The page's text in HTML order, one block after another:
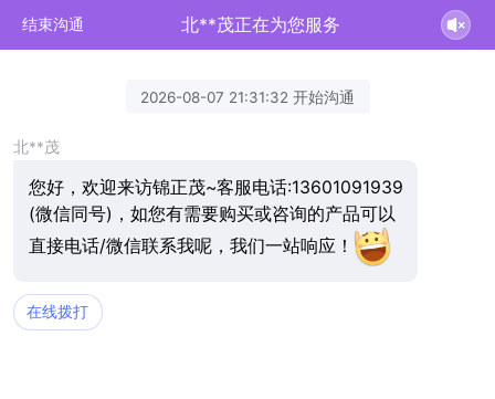
结束沟通 北**茂正在为您服务
2026-08-07 21:31:32 开始沟通
北**茂
您好，欢迎来访锦正茂~客服电话:13601091939
(微信同号)，如您有需要购买或咨询的产品可以
直接电话/微信联系我呢，我们一站响应！
在线拨打